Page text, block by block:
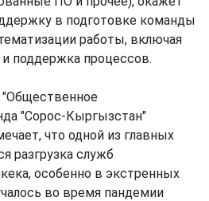
в подготовке команды
работы, включая
поддержка процессов.
"Сорос-Кыргызстан"
что одной из главных
разгрузка служб
особенно в экстренных
во время пандемии